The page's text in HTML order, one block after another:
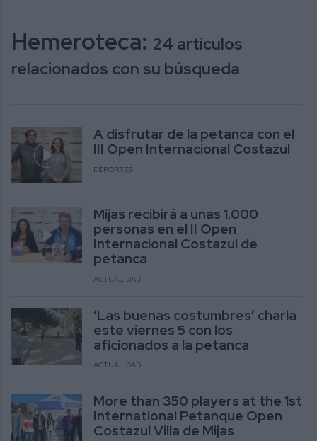
Hemeroteca: 24 artículos
relacionados con su búsqueda
A disfrutar de la petanca con el
III Open Internacional Costazul
DEPORTES
Mijas recibirá a unas 1.000
personas en el II Open
Internacional Costazul de
petanca
ACTUALIDAD
‘Las buenas costumbres’ charla
este viernes 5 con los
aficionados a la petanca
ACTUALIDAD
More than 350 players at the 1st
International Petanque Open
Costazul Villa de Mijas